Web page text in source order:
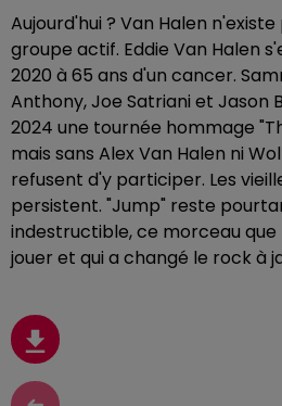
Aujourd'hui ? Van Halen
groupe actif. Eddie Van Halen
2020 à 65 ans d'un cancer.
Anthony, Joe Satriani et Jason
2024 une tournée hommage
mais sans Alex Van Halen ni
refusent d'y participer. Les
persistent. "Jump" reste
indestructible, ce morceau
jouer et qui a changé le rock à